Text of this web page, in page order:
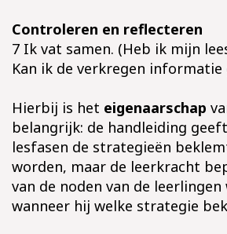
Controleren en reflecteren
7 Ik vat samen. (Heb ik mijn
Kan ik de verkregen informatie
Hierbij is het eigenaarschap
belangrijk: de handleiding
lesfasen de strategieën
worden, maar de leerkracht
van de noden van de leerlingen
wanneer hij welke strategie